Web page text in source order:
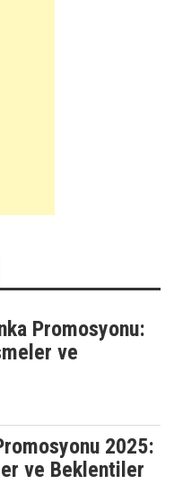
Promosyonu:
ve
2025:
ve Beklentiler